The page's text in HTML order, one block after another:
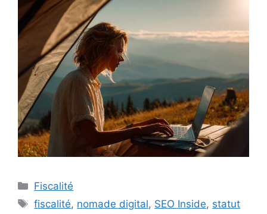
Catégories
Fiscalité
Étiquettes
fiscalité, nomade digital, SEO Inside, statut